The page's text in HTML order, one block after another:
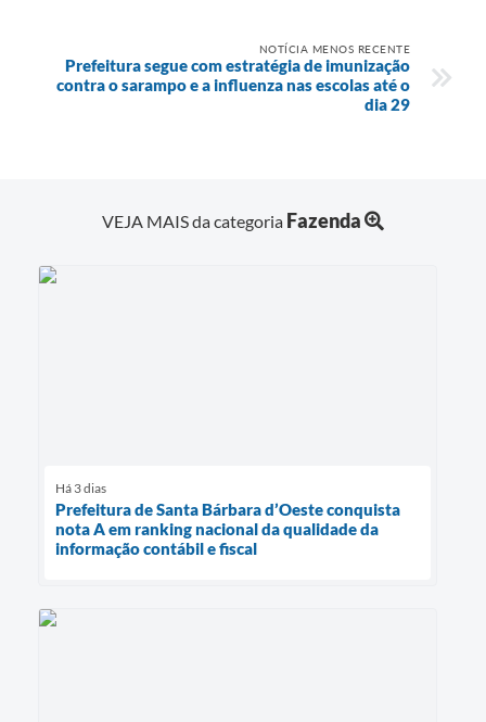
NOTÍCIA MENOS RECENTE
Prefeitura segue com estratégia de imunização
contra o sarampo e a influenza nas escolas até o
dia 29
VEJA MAIS da categoria Fazenda
Há 3 dias
Prefeitura de Santa Bárbara d’Oeste conquista
nota A em ranking nacional da qualidade da
informação contábil e fiscal